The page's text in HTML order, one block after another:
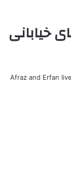
خیابانی
Afraz and Erfan